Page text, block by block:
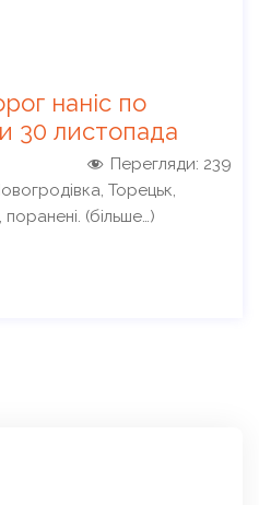
наніс по
30 листопада
Перегляди: 239
Торецьк,
поранені. (більше…)